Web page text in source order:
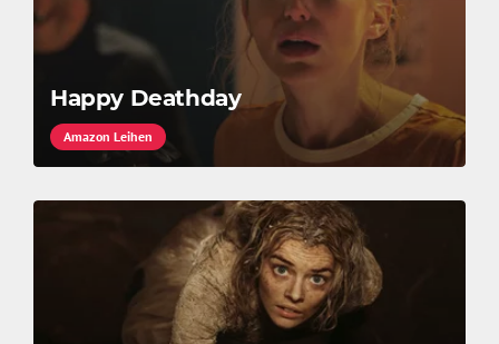
Happy Deathday
Amazon Leihen